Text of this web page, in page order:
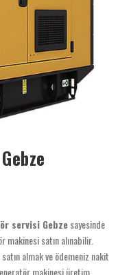
servisi Gebzesayesinde
satın alınabilir.
almak ve ödemeniz nakit
makinesi üretim